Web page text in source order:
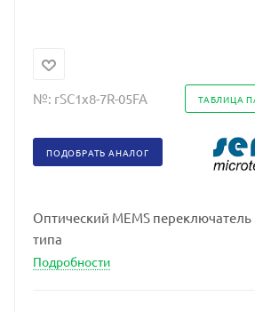
№: rSC1x8-7R-05FA ТАБЛИЦА
ПОДОБРАТЬ АНАЛОГ
Оптический MEMS переключатель
типа
Подробности